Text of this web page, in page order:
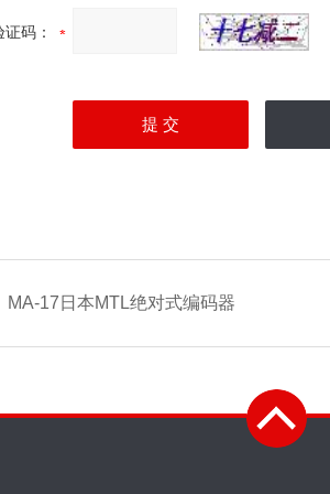
证码：
MA-17日本MTL绝对式编码器